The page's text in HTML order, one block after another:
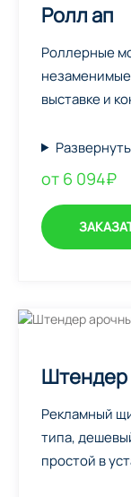
Ролл ап
Роллерные
выставке и
от 6 094₽
Штендер
Рекламный
типа,
простой в